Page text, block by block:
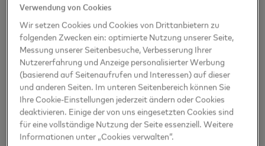
Erhalt und die Wiederherstellung der uns umgebenden
Natur besonders für die Bewältigung des Klimawandels
von entscheidender Bedeutung sind“, sagt Bo Lidegaard,
Historiker, Diplomat, ehemaliger Unterhändler für den
Klimawandel und Berater der Koalition. „Die Priceless
Planet Coalition ist so konzipiert, dass sie eine
grösstmögliche Wirkung für den Planeten erzielt, und
stützt sich dabei auf die neuesten wissenschaftlichen
Erkenntnisse und eine hochwertige Planung und
Überwachung.“
Verwendung von Cookies
Wir setzen Cookies und Cookies von Drittanbietern zu
folgenden Zwecken ein: optimierte Nutzung unserer Seite,
Messung unserer Seitenbesuche, Verbesserung Ihrer
Nutzererfahrung und Anzeige personalisierter Werbung
(basierend auf Seitenaufrufen und Interessen) auf dieser
und anderen Seiten. Im unteren Seitenbereich können Sie
Ihre Cookie-Einstellungen jederzeit ändern oder Cookies
deaktivieren. Einige der von uns eingesetzten Cookies sind
für eine vollständige Nutzung der Seite essenziell. Weitere
Informationen unter „Cookies verwalten“.